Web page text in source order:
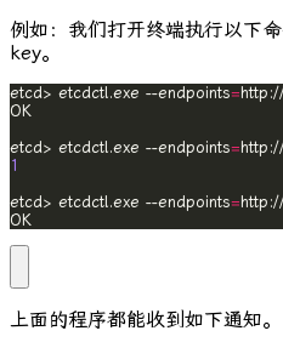
例如：我们打开终端执行以下
key。
etcd> etcdctl.exe --endpoints=
etcd> etcdctl.exe --endpoints=
1
etcd> etcdctl.exe --endpoints=
OK
上面的程序都能收到如下通知。